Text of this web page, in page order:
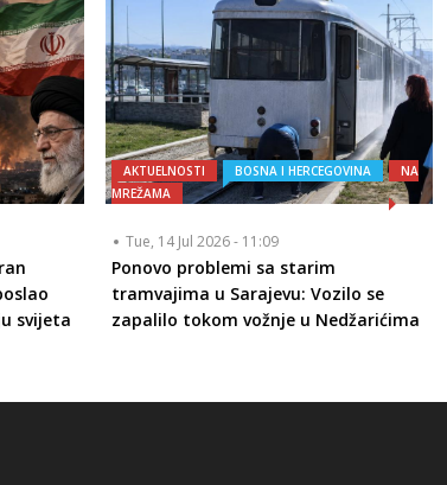
svijeta
AKTUELNOSTI BOSNA I HERCEGOVINA
NA
MREŽAMA
Tue, 14 Jul 2026 - 11:09
Ponovo problemi sa starim
tramvajima u Sarajevu: Vozilo se
zapalilo tokom vožnje u Nedžarićima